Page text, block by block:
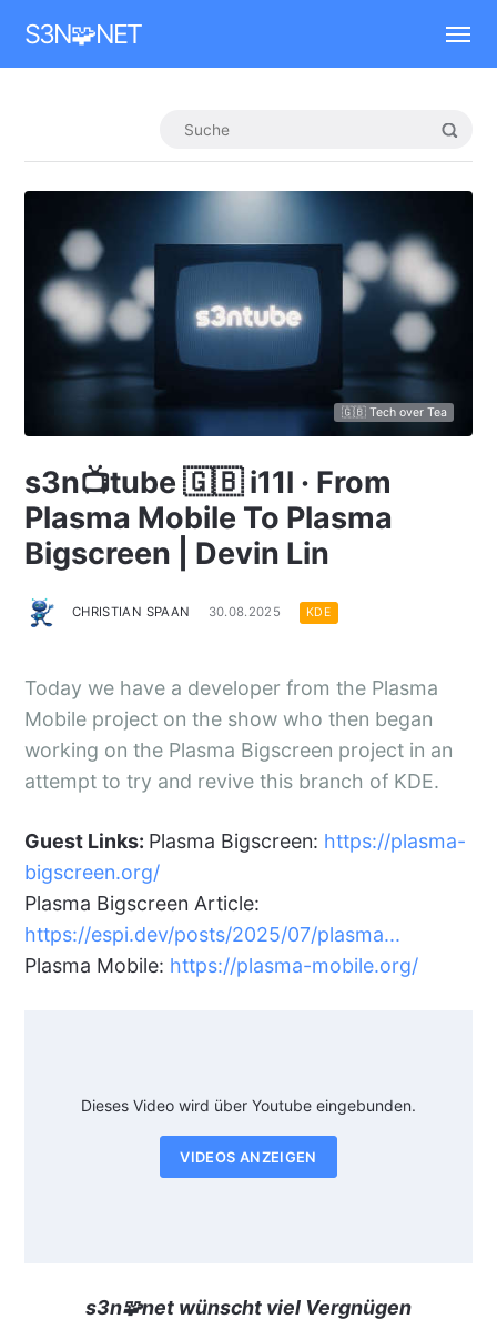
S3N🧩NET
🇬🇧 Tech over Tea
s3n📺tube 🇬🇧 i11l · From
Plasma Mobile To Plasma
Bigscreen | Devin Lin
CHRISTIAN SPAAN 30.08.2025 KDE
Today we have a developer from the Plasma
Mobile project on the show who then began
working on the Plasma Bigscreen project in an
attempt to try and revive this branch of KDE.
Guest Links: Plasma Bigscreen: https://plasma-
bigscreen.org/
Plasma Bigscreen Article:
https://espi.dev/posts/2025/07/plasma...
Plasma Mobile: https://plasma-mobile.org/
Dieses Video wird über Youtube eingebunden.
VIDEOS ANZEIGEN
s3n🧩net wünscht viel Vergnügen